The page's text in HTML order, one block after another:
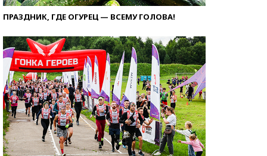
ПРАЗДНИК, ГДЕ ОГУРЕЦ — ВСЕМУ ГОЛОВА!